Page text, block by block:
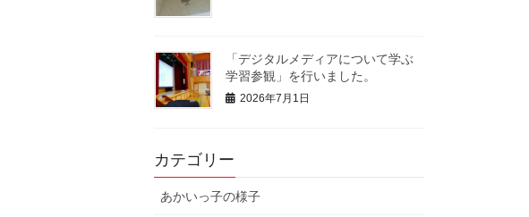
「デジタルメディアについて学ぶ
学習参観」を行いました。
2026年7月1日
カテゴリー
あかいっ子の様子